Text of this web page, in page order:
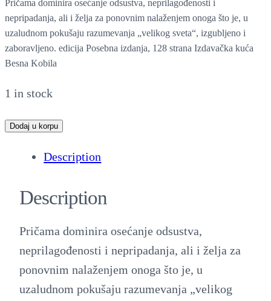
Pričama dominira osećanje odsustva, neprilagođenosti i
nepripadanja, ali i želja za ponovnim nalaženjem onoga što je, u
uzaludnom pokušaju razumevanja „velikog sveta“, izgubljeno i
zaboravljeno. edicija Posebna izdanja, 128 strana Izdavačka kuća
Besna Kobila
1 in stock
DDodaj u korpu
Description
Description
Pričama dominira osećanje odsustva,
neprilagođenosti i nepripadanja, ali i želja za
ponovnim nalaženjem onoga što je, u
uzaludnom pokušaju razumevanja „velikog